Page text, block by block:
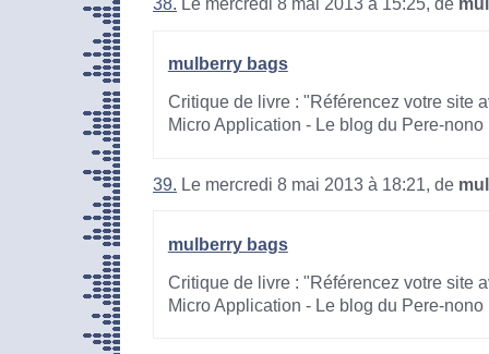
38. Le mercredi 8 mai 2013 à 15:25, de
mulberry bags
Critique de livre : "Référencez votre site
Micro Application - Le blog du Pere-nono
39. Le mercredi 8 mai 2013 à 18:21, de
mulberry bags
Critique de livre : "Référencez votre site
Micro Application - Le blog du Pere-nono